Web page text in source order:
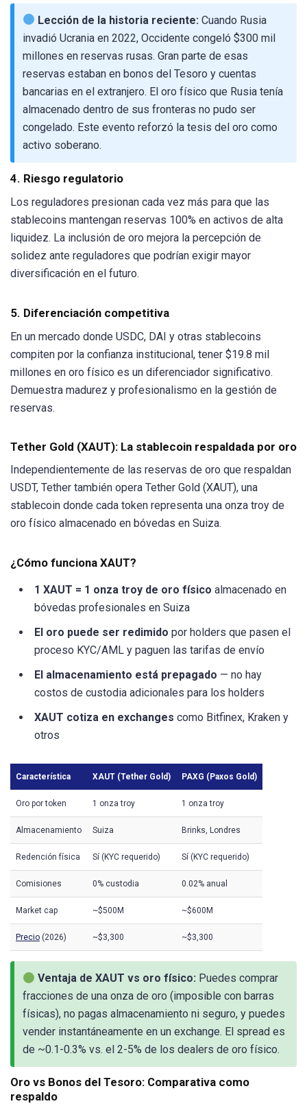
Lección de la historia reciente: Cuando Rusia
invadió Ucrania en 2022, Occidente congeló $300 mil
millones en reservas rusas. Gran parte de esas
reservas estaban en bonos del Tesoro y cuentas
bancarias en el extranjero. El oro físico que Rusia tenía
almacenado dentro de sus fronteras no pudo ser
congelado. Este evento reforzó la tesis del oro como
activo soberano.
4. Riesgo regulatorio
Los reguladores presionan cada vez más para que las
stablecoins mantengan reservas 100% en activos de alta
liquidez. La inclusión de oro mejora la percepción de
solidez ante reguladores que podrían exigir mayor
diversificación en el futuro.
5. Diferenciación competitiva
En un mercado donde USDC, DAI y otras stablecoins
compiten por la confianza institucional, tener $19.8 mil
millones en oro físico es un diferenciador significativo.
Demuestra madurez y profesionalismo en la gestión de
reservas.
Tether Gold (XAUT): La stablecoin respaldada por oro
Independientemente de las reservas de oro que respaldan
USDT, Tether también opera Tether Gold (XAUT), una
stablecoin donde cada token representa una onza troy de
oro físico almacenado en bóvedas en Suiza.
¿Cómo funciona XAUT?
1 XAUT = 1 onza troy de oro físico almacenado en
bóvedas profesionales en Suiza
El oro puede ser redimido por holders que pasen el
proceso KYC/AML y paguen las tarifas de envío
El almacenamiento está prepagado — no hay
costos de custodia adicionales para los holders
XAUT cotiza en exchanges como Bitfinex, Kraken y
otros
Característica XAUT (Tether Gold) PAXG (Paxos Gold)
Oro por token 1 onza troy 1 onza troy
Almacenamiento Suiza Brinks, Londres
Redención física Sí (KYC requerido) Sí (KYC requerido)
Comisiones 0% custodia 0.02% anual
Market cap ~$500M ~$600M
Precio (2026) ~$3,300 ~$3,300
Ventaja de XAUT vs oro físico: Puedes comprar
fracciones de una onza de oro (imposible con barras
físicas), no pagas almacenamiento ni seguro, y puedes
vender instantáneamente en un exchange. El spread es
de ~0.1-0.3% vs. el 2-5% de los dealers de oro físico.
Oro vs Bonos del Tesoro: Comparativa como
respaldo